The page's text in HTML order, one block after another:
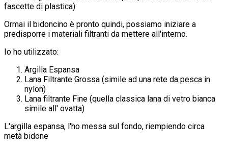
fascette di plastica)
Ormai il bidoncino è pronto quindi, possiamo iniziare a
predisporre i materiali filtranti da mettere all'interno.
Io ho utilizzato:
Argilla Espansa
Lana Filtrante Grossa (simile ad una rete da pesca in
nylon)
Lana filtrante Fine (quella classica lana di vetro bianca
simile all' ovatta)
L'argilla espansa, l'ho messa sul fondo, riempiendo circa
metà bidone